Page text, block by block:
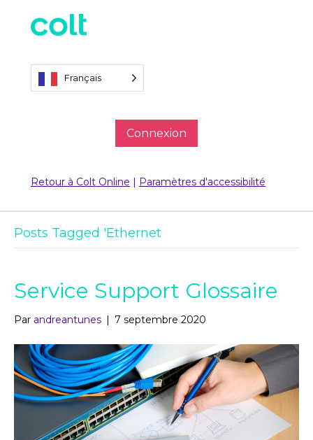
Français
Connexion
Retour à Colt Online Paramètres d'accessibilité
Posts Tagged 'Ethernet
Service Support Glossaire
Par andreantunes 7 septembre 2020